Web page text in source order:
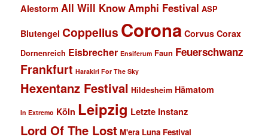
Alestorm All Will KnowAmphi Festival ASP
Blutengel Coppelius Corona Corvus Corax
Dornenreich Eisbrecher Ensiferum Faun Feuerschwanz
Frankfurt Harakiri For The Sky
Hexentanz Festival Hildesheim Hämatom
In Extremo Köln Leipzig Letzte Instanz
Lord Of The Lost M'era Luna Festival